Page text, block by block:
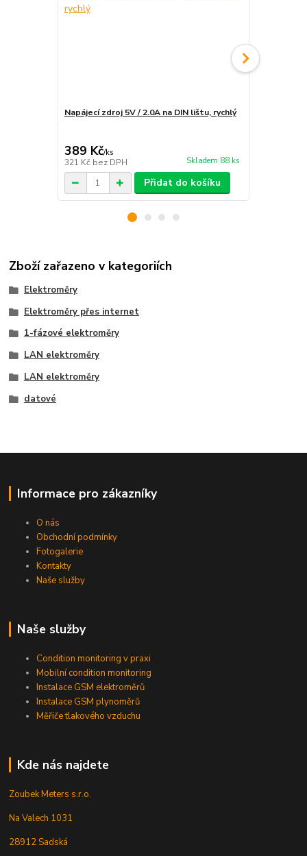
Napájecí zdroj 5V / 2.0A na DIN lištu, rychlý
389 Kč/ks
321 Kč bez DPH Skladem 88 ks
Přidat do košíku
Zboží zařazeno v kategoriích
Elektroměry
Elektroměry přes internet
1-fázové elektroměry
LAN elektroměry
LAN elektroměry
datové
Informace pro zákazníky
O nás
Obchodní podmínky
Fotogalerie
Kontakty
Naše služby
Naše služby
Condition monitoring v praxi
Mobilní condition monitoring
Instalace GSM elektroměrů
Instalace GSM plynoměrů
Měřiče tlakového vzduchu
Kde nás najdete
Zoubek Meters s.r.o.
Na Valech 1031
28912 Sadská